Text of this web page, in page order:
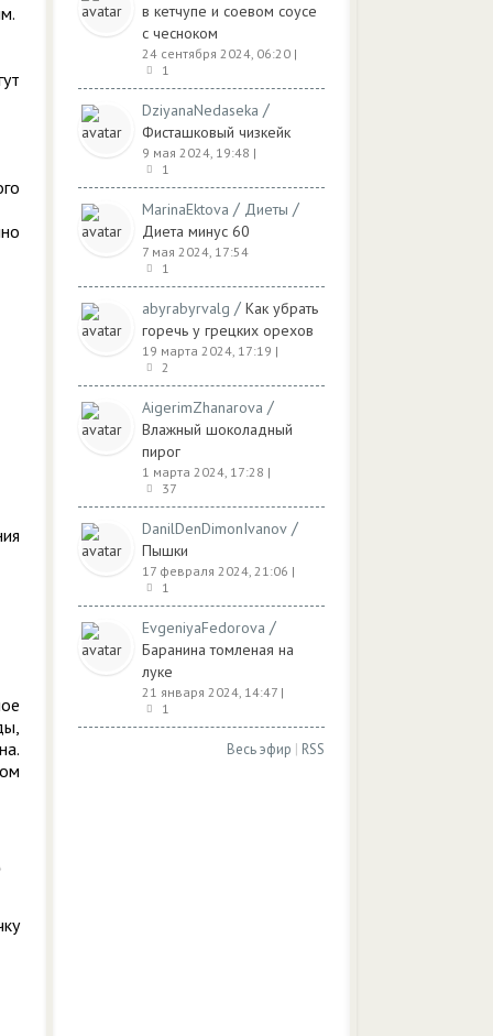
в кетчупе и соевом соусе
с чесноком
24 сентября 2024, 06:20 |
1
DziyanaNedaseka /
Фисташковый чизкейк
9 мая 2024, 19:48 |
1
MarinaEktova / Диеты /
Диета минус 60
7 мая 2024, 17:54
1
abyrabyrvalg / Как убрать
горечь у грецких орехов
19 марта 2024, 17:19 |
2
AigerimZhanarova /
Влажный шоколадный
пирог
1 марта 2024, 17:28 |
37
DanilDenDimonIvanov /
Пышки
17 февраля 2024, 21:06 |
1
EvgeniyaFedorova /
Баранина томленая на
луке
21 января 2024, 14:47 |
1
Весь эфир | RSS